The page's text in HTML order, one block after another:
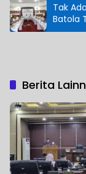
Tak
Batola
Berita